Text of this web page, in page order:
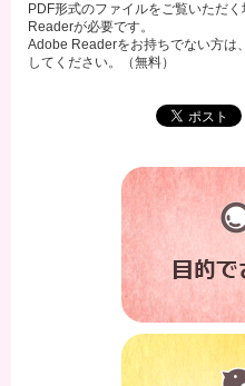
PDF形式のファイルをご覧いただ
Readerが必要です。
Adobe Readerをお持ちでない方は
してください。（無料）